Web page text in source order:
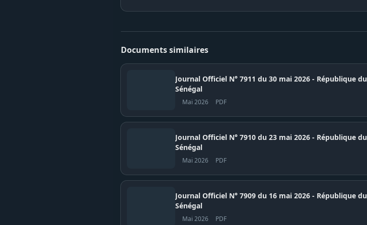
Documents similaires
Journal Officiel N° 7911 du 30 mai 2026 - République du
Sénégal
Mai 2026 PDF
Journal Officiel N° 7910 du 23 mai 2026 - République du
Sénégal
Mai 2026 PDF
Journal Officiel N° 7909 du 16 mai 2026 - République du
Sénégal
Mai 2026 PDF